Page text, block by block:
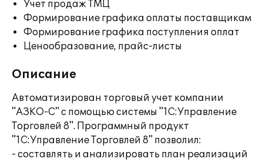
Учет продаж ТМЦ
Формирование графика оплаты поставщикам
Формирование графика поступления оплат
Ценообразование, прайс-листы
Описание
Автоматизирован торговый учет компании
"АЗКО-С" с помощью системы "1С:Управление
Торговлей 8". Программный продукт
"1С:Управление Торговлей 8" позволил:
- составлять и анализировать план реализаций